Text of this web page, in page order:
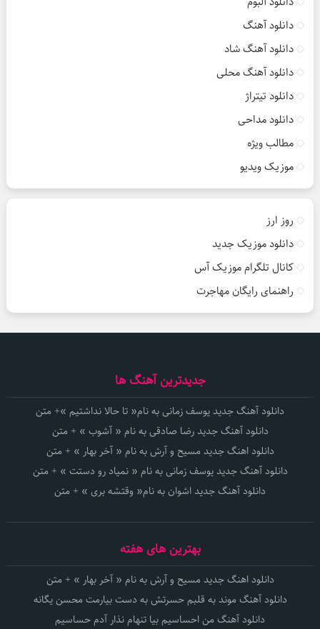
دانلود آهنگ
دانلود آهنگ شاد
دانلود آهنگ محلی
دانلود تیتراژ
دانلود مداحی
مطالب ویژه
موزیک ویدیو
روز ارز
دانلود موزیک جدید
کانال تلگرام موزیک آس
راهنمای رایگان مهاجرت
جدیدترین آهنگ ها
دانلود آهنگ جدید یوسف زمانی به نام« تا حالا نداشتیم »+ متن
دانلود آهنگ جدید رضا صادقی به نام « آشوب » + متن
دانلود اهنگ جدید مسیح و آرش به نام « آخر بهار » + متن
دانلود آهنگ جدید یوسف زمانی به نام « نمیاد رو دستت » + متن
دانلود آهنگ جدید اشوان به نام« وقتشه بری » + متن
بهترین های هفته
دانلود اهنگ جدید مسیح و آرش به نام « آخر بهار » + متن
دانلود آهنگ موند به قلبم حسرتش به دست بیارمت محسن یگانه
دانلود آهنگ من احساسیم بیا تنهام نذار آدم حساسیم